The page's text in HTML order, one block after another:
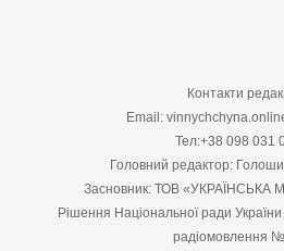
Контакти
Email:
Тел:+38 098 031
Головний редактор:
Засновник: ТОВ
Рішення Національної ради
радіомовлення